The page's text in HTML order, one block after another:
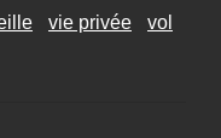
vie privée
vol